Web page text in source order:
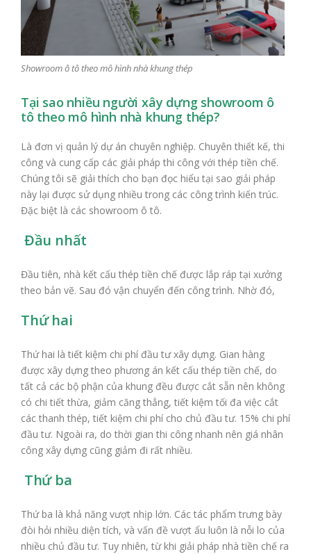
Showroom ô tô theo mô hình nhà khung thép
Tại sao nhiều người xây dựng showroom ô
tô theo mô hình nhà khung thép?
Là đơn vị quản lý dự án chuyên nghiệp. Chuyên thiết kế, thi
công và cung cấp các giải pháp thi công với thép tiền chế.
Chúng tôi sẽ giải thích cho bạn đọc hiểu tại sao giải pháp
này lại được sử dụng nhiều trong các công trình kiến ​​trúc.
Đặc biệt là các showroom ô tô.
Đầu nhất
Đầu tiên, nhà kết cấu thép tiền chế được lắp ráp tại xưởng
theo bản vẽ. Sau đó vận chuyển đến công trình. Nhờ đó,
Thứ hai
Thứ hai là tiết kiệm chi phí đầu tư xây dựng. Gian hàng
được xây dựng theo phương án kết cấu thép tiền chế, do
tất cả các bộ phận của khung đều được cắt sẵn nên không
có chi tiết thừa, giảm căng thẳng, tiết kiệm tối đa việc cắt
các thanh thép, tiết kiệm chi phí cho chủ đầu tư. 15% chi phí
đầu tư. Ngoài ra, do thời gian thi công nhanh nên giá nhân
công xây dựng cũng giảm đi rất nhiều.
Thứ ba
Thứ ba là khả năng vượt nhịp lớn. Các tác phẩm trưng bày
đòi hỏi nhiều diện tích, và vấn đề vượt ẩu luôn là nỗi lo của
nhiều chủ đầu tư. Tuy nhiên, từ khi giải pháp nhà tiền chế ra